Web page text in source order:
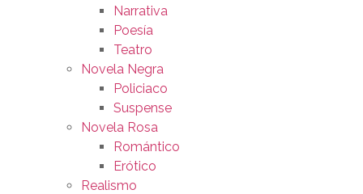
Narrativa
Poesía
Teatro
Novela Negra
Policiaco
Suspense
Novela Rosa
Romántico
Erótico
Realismo